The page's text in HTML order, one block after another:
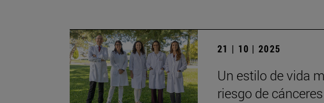
21 | 10 | 2025
Un estilo de vida
riesgo de